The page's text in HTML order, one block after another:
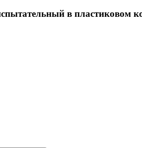
в пластиковом